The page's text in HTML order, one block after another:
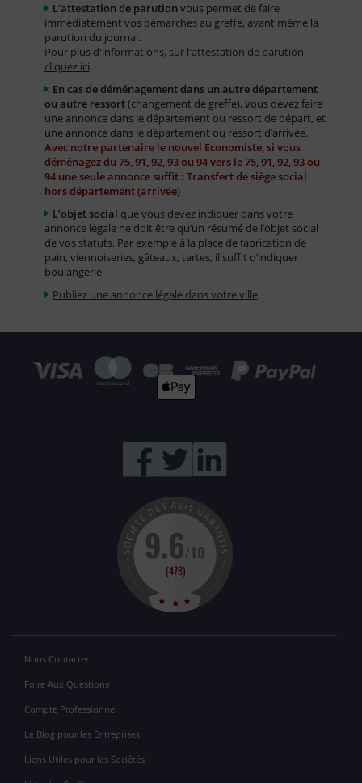
L'attestation de parution vous permet de faire
immédiatement vos démarches au greffe, avant même la
parution du journal.
Pour plus d'informations, sur l'attestation de parution
cliquez ici
En cas de déménagement dans un autre département
ou autre ressort(changement de greffe), vous devez faire
une annonce dans le département ou ressort de départ, et
une annonce dans le département ou ressort d’arrivée.
Avec notre partenaire le nouvel Economiste, si vous
déménagez du 75, 91, 92, 93 ou 94 vers le 75, 91, 92, 93 ou
94 une seule annonce suffit : Transfert de siège social
hors département (arrivée)
L’objet social que vous devez indiquer dans votre
annonce légale ne doit être qu’un résumé de l’objet social
de vos statuts. Par exemple à la place de fabrication de
pain, viennoiseries, gâteaux, tartes, il suffit d’indiquer
boulangerie
Publiez une annonce légale dans votre ville
Nous Contacter
Foire Aux Questions
Compte Professionnel
Le Blog pour les Entreprises
Liens Utiles pour les Sociétés